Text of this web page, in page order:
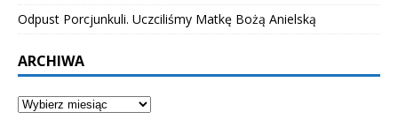
Odpust Porcjunkuli. Uczciliśmy Matkę Bożą Anielską
ARCHIWA